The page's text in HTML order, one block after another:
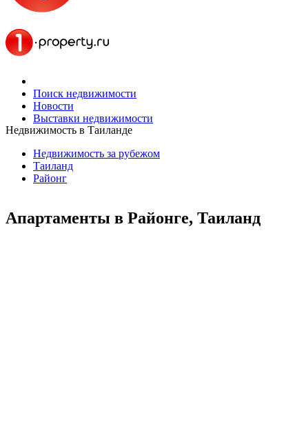
Поиск недвижимости
Новости
Выставки недвижимости
Недвижимость в Таиланде
Недвижимость за рубежом
Таиланд
Районг
Апартаменты в Районге, Таиланд